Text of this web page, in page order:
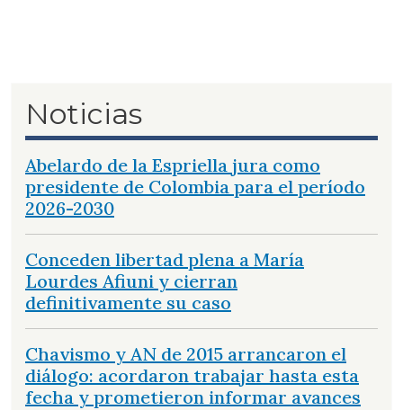
Noticias
Abelardo de la Espriella jura como
presidente de Colombia para el período
2026-2030
Conceden libertad plena a María
Lourdes Afiuni y cierran
definitivamente su caso
Chavismo y AN de 2015 arrancaron el
diálogo: acordaron trabajar hasta esta
fecha y prometieron informar avances